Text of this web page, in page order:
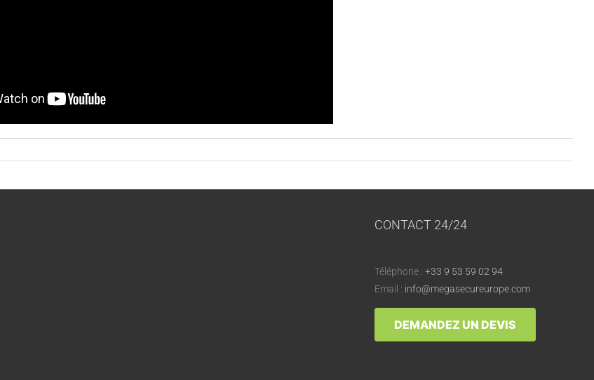
CONTACT 24/24
Téléphone :+33 9 53 59 02 94
Email : info@megasecureurope.com
DEMANDEZ UN DEVIS